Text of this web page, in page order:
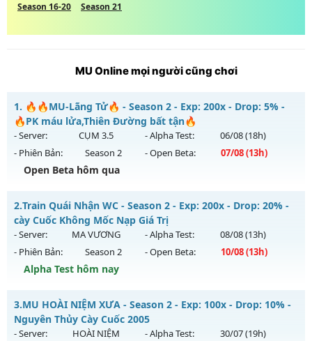
Season 16-20
Season 21
MU Online mọi người cũng chơi
1. 🔥🔥MU-Lãng Tử🔥 - Season 2 - Exp: 200x - Drop: 5% -
🔥PK máu lửa,Thiên Đường bất tận🔥
- Server: CỤM 3.5 - Alpha Test: 06/08(18h)
- Phiên Bản:
Season 2 - Open Beta: 07/08(13h)
Open Beta hôm qua
🔥🔥MU-Lãng Tử🔥 - 🔥PK máu lửa,Thiên Đường bất tận🔥
Mu mới ra tháng 08 2026 - Mở máy chủ
ngày 07/08/2626
Exp: 200x - Drop: 5%
Kiểu reset: Reset In Game
Thể loại: Mu Nguyên bản Webzen
Antihack: Sharkguard
2.Train Quái Nhận WC - Season 2 - Exp: 200x - Drop: 20% -
cày Cuốc Không Mốc Nạp Giá Trị
- Server: MA VƯƠNG - Alpha Test: 08/08(13h)
- Phiên Bản:
Season 2 - Open Beta: 10/08(13h)
Alpha Test hôm nay
Train Quái Nhận WC - cày Cuốc Không Mốc Nạp Giá Trị
Mu mới ra tháng 08 2026 - Mở máy chủ
13h ngày 10/08/2626
3.MU HOÀI NIỆM XƯA - Season 2 - Exp: 100x - Drop: 10% -
Nguyên Thủy Cày Cuốc 2005
- Server: HOÀI NIỆM - Alpha Test: 30/07(19h)